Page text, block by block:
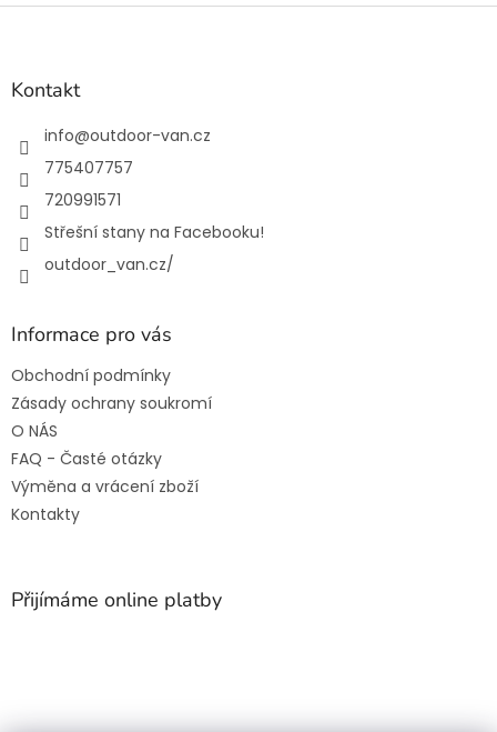
Z
Kontakt
info@outdoor-van.cz
775407757
720991571
Střešní stany na Facebooku!
outdoor_van.cz/
Informace pro vás
Obchodní podmínky
Zásady ochrany soukromí
O NÁS
FAQ - Časté otázky
Výměna a vrácení zboží
Kontakty
Přijímáme online platby